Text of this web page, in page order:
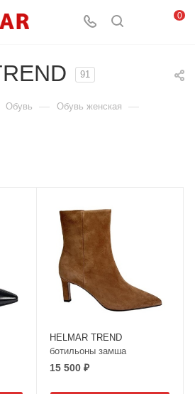
0
91
Обувь — Обувь женская —
HELMAR TREND
ботильоны замша
15 500 ₽